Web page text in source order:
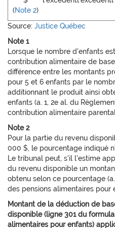
(Note 2)
Source: Justice Québec
Note 1
Lorsque le nombre d'enfants
contribution alimentaire de
différence entre les montants
pour 5 et 6 enfants par le
additionnant le produit ainsi
enfants (a. 1, 2e al. du
contribution alimentaire
Note 2
Pour la partie du revenu
000 $, le pourcentage indiqué
Le tribunal peut, s'il l'estime
du revenu disponible un
obtenu selon ce pourcentage
des pensions alimentaires pour
Montant de la déduction de
disponible (ligne 301 du
alimentaires pour enfants)